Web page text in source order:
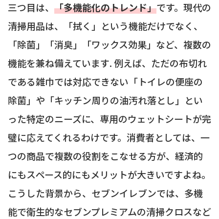
三つ目は、 「多機能化のトレンド」です。現代の
清掃用品は、「拭く」という機能だけでなく、
「除菌」「消臭」「ワックス効果」など、複数の
機能を兼ね備えています. 例えば、ただの布切れ
である雑巾では対応できない「トイレの便座の
除菌」や「キッチン周りの油汚れ落とし」とい
った特定のニーズに、専用のウェットシートが完
璧に応えてくれるわけです。消費者としては、一
つの商品で複数の役割をこなせる方が、経済的
にもスペース的にもメリットが大きいですよね。
こうした背景から、セブンイレブンでは、多機
能で衛生的なセブンプレミアムの清掃クロスなど